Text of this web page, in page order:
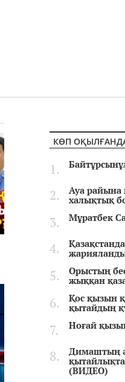
КӨП
Ауа райына
халықтық
Мұратбек
Орыстың
жыққан
Қос қызын
қытайдың
Ноғай
Димаштың
(ВИДЕО)